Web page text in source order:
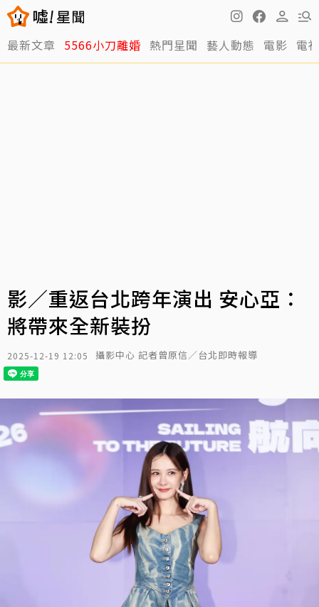
最新文章 5566小刀離婚 熱門星聞 藝人動態 電影 電
影／重返台北跨年演出 安心亞：
將帶來全新裝扮
2025-12-19 12:05 攝影中心 記者曾原信／台北即時報導